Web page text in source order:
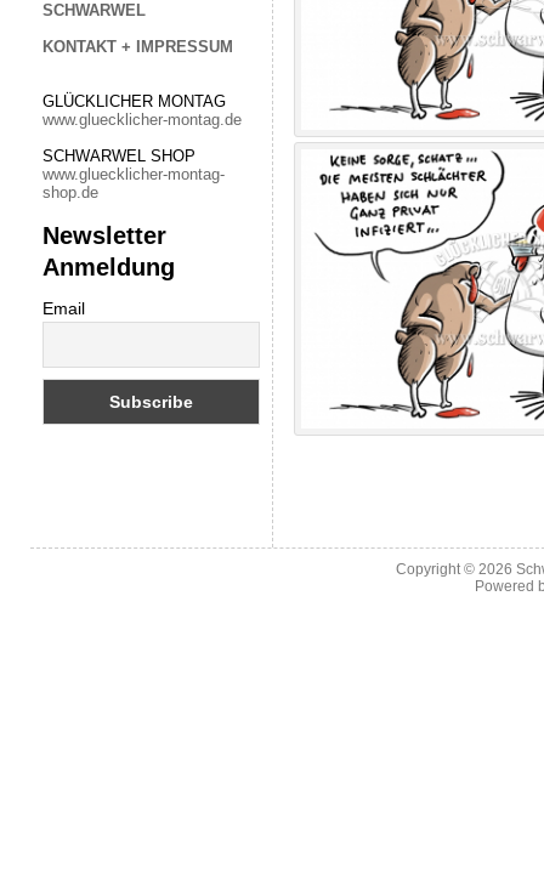
SCHWARWEL
KONTAKT + IMPRESSUM
GLÜCKLICHER MONTAG
www.gluecklicher-montag.de
SCHWARWEL SHOP
www.gluecklicher-montag-
shop.de
Newsletter
Anmeldung
Email
Copyright © 2026
Powered